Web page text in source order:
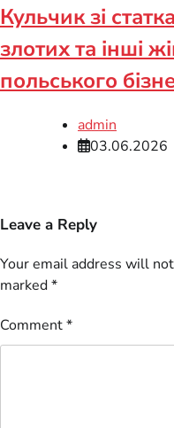
Кульчик зі
злотих та інші
польського
admin
03.06.2026
Leave a Reply
Your email address will
marked*
Comment*